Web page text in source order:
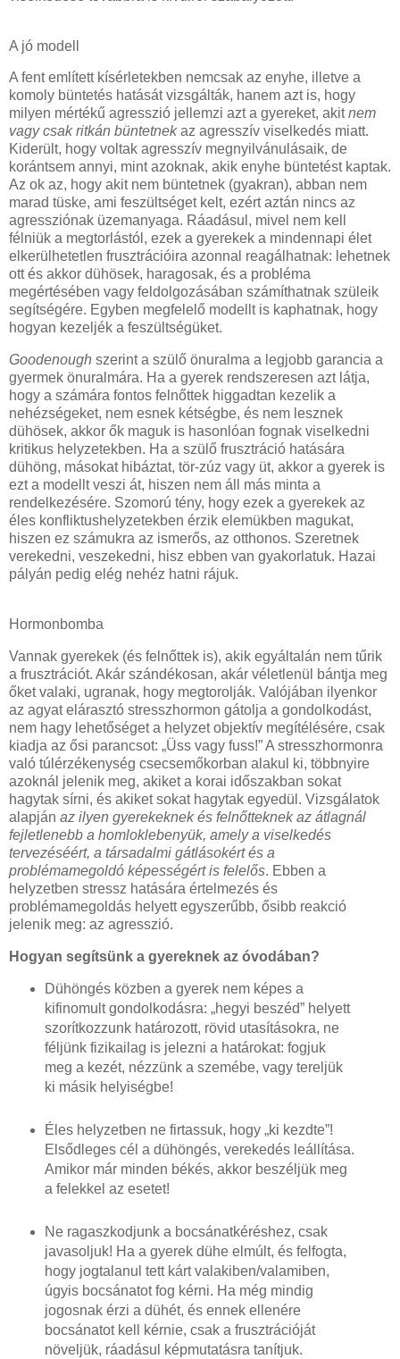
A jó modell
A fent említett kísérletekben nemcsak az enyhe, illetve a
komoly büntetés hatását vizsgálták, hanem azt is, hogy
milyen mértékű agresszió jellemzi azt a gyereket, akitnem
vagy csak ritkán büntetnekaz agresszív viselkedés miatt.
Kiderült, hogy voltak agresszív megnyilvánulásaik, de
korántsem annyi, mint azoknak, akik enyhe büntetést kaptak.
Az ok az, hogy akit nem büntetnek (gyakran), abban nem
marad tüske, ami feszültséget kelt, ezért aztán nincs az
agressziónak üzemanyaga. Ráadásul, mivel nem kell
félniük a megtorlástól, ezek a gyerekek a mindennapi élet
elkerülhetetlen frusztrációira azonnal reagálhatnak: lehetnek
ott és akkor dühösek, haragosak, és a probléma
megértésében vagy feldolgozásában számíthatnak szüleik
segítségére. Egyben megfelelő modellt is kaphatnak, hogy
hogyan kezeljék a feszültségüket.
Goodenough szerint a szülő önuralma a legjobb garancia a
gyermek önuralmára. Ha a gyerek rendszeresen azt látja,
hogy a számára fontos felnőttek higgadtan kezelik a
nehézségeket, nem esnek kétségbe, és nem lesznek
dühösek, akkor ők maguk is hasonlóan fognak viselkedni
kritikus helyzetekben. Ha a szülő frusztráció hatására
dühöng, másokat hibáztat, tör-zúz vagy üt, akkor a gyerek is
ezt a modellt veszi át, hiszen nem áll más minta a
rendelkezésére. Szomorú tény, hogy ezek a gyerekek az
éles konfliktushelyzetekben érzik elemükben magukat,
hiszen ez számukra az ismerős, az otthonos. Szeretnek
verekedni, veszekedni, hisz ebben van gyakorlatuk. Hazai
pályán pedig elég nehéz hatni rájuk.
Hormonbomba
Vannak gyerekek (és felnőttek is), akik egyáltalán nem tűrik
a frusztrációt. Akár szándékosan, akár véletlenül bántja meg
őket valaki, ugranak, hogy megtorolják. Valójában ilyenkor
az agyat elárasztó stresszhormon gátolja a gondolkodást,
nem hagy lehetőséget a helyzet objektív megítélésére, csak
kiadja az ősi parancsot: „Üss vagy fuss!” A stresszhormonra
való túlérzékenység csecsemőkorban alakul ki, többnyire
azoknál jelenik meg, akiket a korai időszakban sokat
hagytak sírni, és akiket sokat hagytak egyedül. Vizsgálatok
alapján az ilyen gyerekeknek és felnőtteknek az átlagnál
fejletlenebb a homloklebenyük, amely a viselkedés
tervezéséért, a társadalmi gátlásokért és a
problémamegoldó képességért is felelős. Ebben a
helyzetben stressz hatására értelmezés és
problémamegoldás helyett egyszerűbb, ősibb reakció
jelenik meg: az agresszió.
Hogyan segítsünk a gyereknek az óvodában?
Dühöngés közben a gyerek nem képes a
kifinomult gondolkodásra: „hegyi beszéd” helyett
szorítkozzunk határozott, rövid utasításokra, ne
féljünk fizikailag is jelezni a határokat: fogjuk
meg a kezét, nézzünk a szemébe, vagy tereljük
ki másik helyiségbe!
Éles helyzetben ne firtassuk, hogy „ki kezdte”!
Elsődleges cél a dühöngés, verekedés leállítása.
Amikor már minden békés, akkor beszéljük meg
a felekkel az esetet!
Ne ragaszkodjunk a bocsánatkéréshez, csak
javasoljuk! Ha a gyerek dühe elmúlt, és felfogta,
hogy jogtalanul tett kárt valakiben/valamiben,
úgyis bocsánatot fog kérni. Ha még mindig
jogosnak érzi a dühét, és ennek ellenére
bocsánatot kell kérnie, csak a frusztrációját
növeljük, ráadásul képmutatásra tanítjuk.